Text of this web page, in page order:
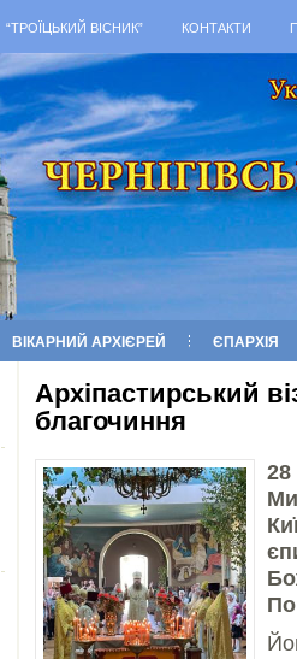
“ТРОЇЦЬКИЙ ВІСНИК” КОНТАКТИ
ВІКАРНИЙ АРХІЄРЕЙ ЄПАРХІЯ
Архіпастирський
благочиння